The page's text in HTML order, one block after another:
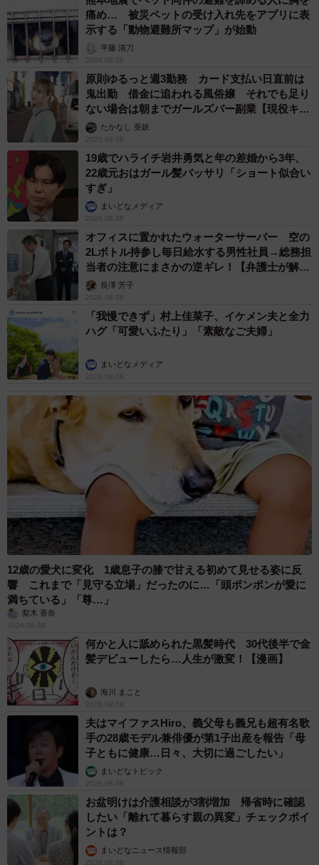
痛め… 被災ペットの受け入れ先をアプリに表
示する「動物避難所マップ」が始動
平藤 清刀
2026.08.08
原則ゆるっと週3勤務 カード支払い日直前は
鬼出勤 借金に追われる風俗嬢 それでも足り
ない場合は朝までガールズバー副業【現役キャ
ストに取材】
たかなし 亜妖
2026.08.08
19歳でハライチ岩井勇気と年の差婚から3年、
22歳元おはガール髪バッサリ「ショート似合い
すぎ」
まいどなメディア
2026.08.08
オフィスに置かれたウォーターサーバー 空の
2Lボトル持参し毎日給水する男性社員→総務担
当者の注意にまさかの逆ギレ！【弁護士が解
説】長澤 芳子
2026.08.08
「我慢できず」村上佳菜子、イケメン夫と全力
ハグ「可愛いふたり」「素敵なご夫婦」
まいどなメディア
2026.08.08
12歳の愛犬に変化 1歳息子の膝で甘える初めて見せる姿に反
響 これまで「見守る立場」だったのに…「頭ポンポンが愛に
満ちている」「尊…」
梨木 香奈
2026.08.08
何かと人に舐められた黒髪時代 30代後半で金
髪デビューしたら…人生が激変！【漫画】
海川 まこと
2026.08.08
夫はマイファスHiro、義父母も義兄も超有名歌
手の28歳モデル兼俳優が第1子出産を報告「母
子ともに健康…日々、大切に過ごしたい」
まいどなトピック
2026.08.08
お盆明けは介護相談が3割増加 帰省時に確認
したい「離れて暮らす親の異変」チェックポイ
ントは？
まいどなニュース情報部
2026.08.08